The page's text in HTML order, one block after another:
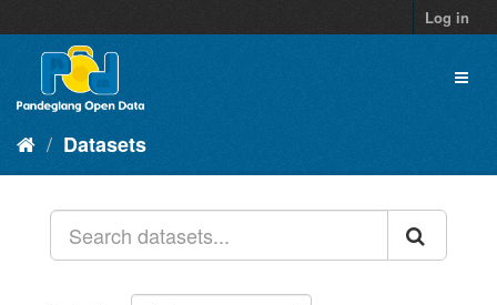
to
content
Log in
Datasets